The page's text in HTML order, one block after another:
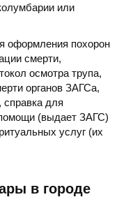
или
оформления похорон
смерти,
осмотра трупа,
органов ЗАГСа,
для
(выдает ЗАГС)
услуг (их
в городе